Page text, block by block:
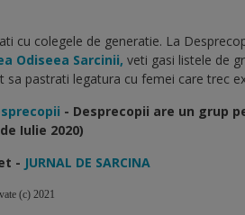
cu colegele de generatie. La
Odiseea Sarcinii, veti gasi listele de
pastrati legatura cu femei care trec
- Desprecopii are un grup
Iulie 2020)
- JURNAL DE SARCINA
(c) 2021